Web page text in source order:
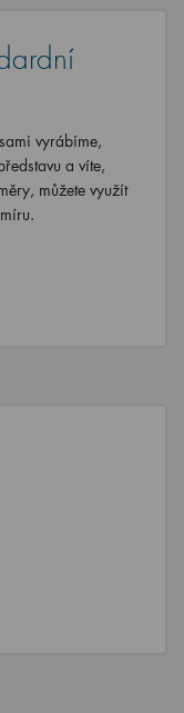
vyrábíme,
a víte,
můžete využít